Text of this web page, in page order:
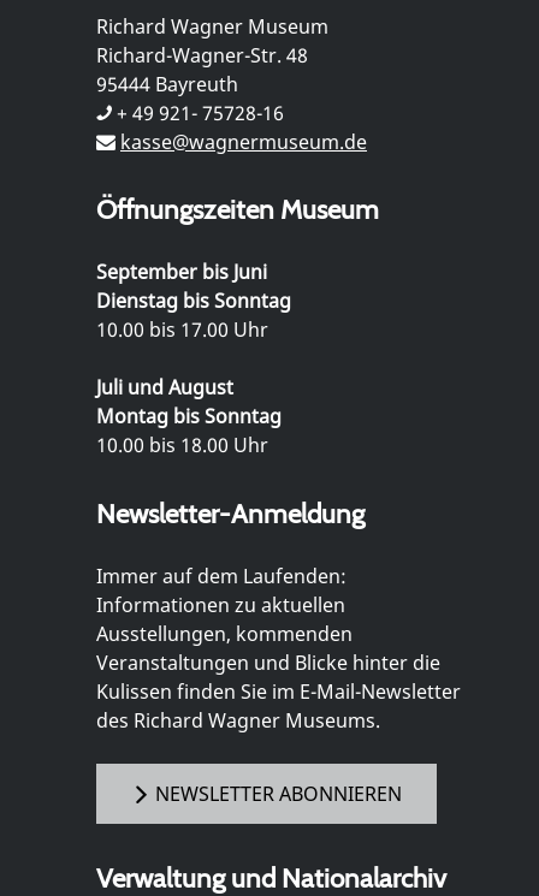
Richard Wagner Museum
Richard-Wagner-Str. 48
95444 Bayreuth
+ 49 921- 75728-16
kasse@wagnermuseum.de
Öffnungszeiten Museum
September bis Juni
Dienstag bis Sonntag
10.00 bis 17.00 Uhr
Juli und August
Montag bis Sonntag
10.00 bis 18.00 Uhr
Newsletter-Anmeldung
Immer auf dem Laufenden:
Informationen zu aktuellen
Ausstellungen, kommenden
Veranstaltungen und Blicke hinter die
Kulissen finden Sie im E-Mail-Newsletter
des Richard Wagner Museums.
NEWSLETTER ABONNIEREN
Verwaltung und Nationalarchiv